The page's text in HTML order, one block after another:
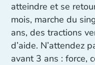
atteindre et se
mois, marche du
ans, des tractions
d’aide. N’attendez
avant 3 ans : force,